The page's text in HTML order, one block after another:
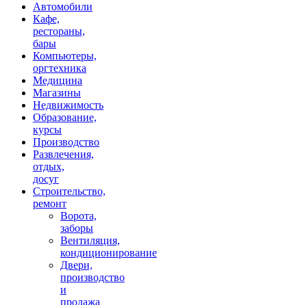
Автомобили
Кафе,
рестораны,
бары
Компьютеры,
оргтехника
Медицина
Магазины
Недвижимость
Образование,
курсы
Производство
Развлечения,
отдых,
досуг
Строительство,
ремонт
Ворота,
заборы
Вентиляция,
кондиционирование
Двери,
производство
и
продажа